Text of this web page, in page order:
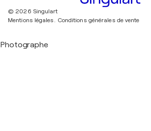
© 2026 Singulart
Mentions légales. Conditions générales de vente
Photographe